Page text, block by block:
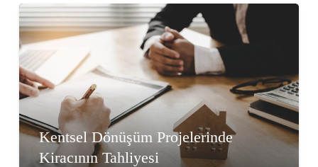
Kentsel Dönüşüm Projelerinde
Kiracının Tahliyesi